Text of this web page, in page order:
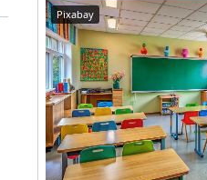
Pixabay